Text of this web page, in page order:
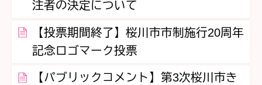
注者の決定について
【投票期間終了】桜川市市制施行20周年
記念ロゴマーク投票
【パブリックコメント】第3次桜川市き